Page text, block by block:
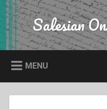
Skip
to
content
Search Salesian
MENU